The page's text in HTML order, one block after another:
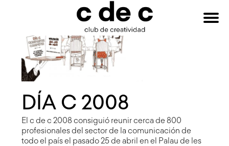
HAZTE
DÍA C 2008
El c de c 2008 consiguió reunir cerca de 800
profesionales del sector de la comunicación de
todo el país el pasado 25 de abril en el Palau de les